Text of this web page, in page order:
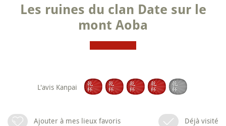
Les ruines du clan Date sur le
mont Aoba
L'avis Kanpai
Ajouter à mes lieux favoris Déjà visité